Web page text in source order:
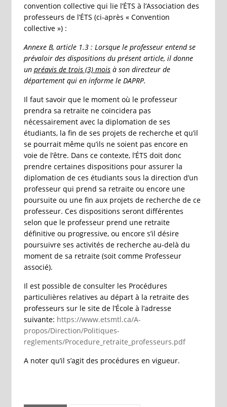
convention collective qui lie l’ÉTS à l’Association des
professeurs de l’ÉTS (ci-après « Convention
collective ») :
Annexe B, article 1.3 : Lorsque le professeur entend se
prévaloir des dispositions du présent article, il donne
un préavis de trois (3) moisà son directeur de
département qui en informe le DAPRP.
Il faut savoir que le moment où le professeur
prendra sa retraite ne coïncidera pas
nécessairement avec la diplomation de ses
étudiants, la fin de ses projets de recherche et qu’il
se pourrait même qu’ils ne soient pas encore en
voie de l’être. Dans ce contexte, l’ÉTS doit donc
prendre certaines dispositions pour assurer la
diplomation de ces étudiants sous la direction d’un
professeur qui prend sa retraite ou encore une
poursuite ou une fin aux projets de recherche de ce
professeur. Ces dispositions seront différentes
selon que le professeur prend une retraite
définitive ou progressive, ou encore s’il désire
poursuivre ses activités de recherche au-delà du
moment de sa retraite (soit comme Professeur
associé).
Il est possible de consulter les Procédures
particulières relatives au départ à la retraite des
professeurs sur le site de l’École à l’adresse
suivante: https://www.etsmtl.ca/A-
propos/Direction/Politiques-
reglements/Procedure_retraite_professeurs.pdf
A noter qu’il s’agit des procédures en vigueur.